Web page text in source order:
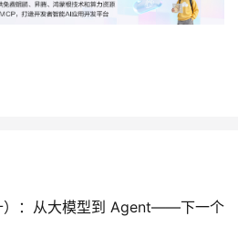
）：从大模型到 Agent——下一个